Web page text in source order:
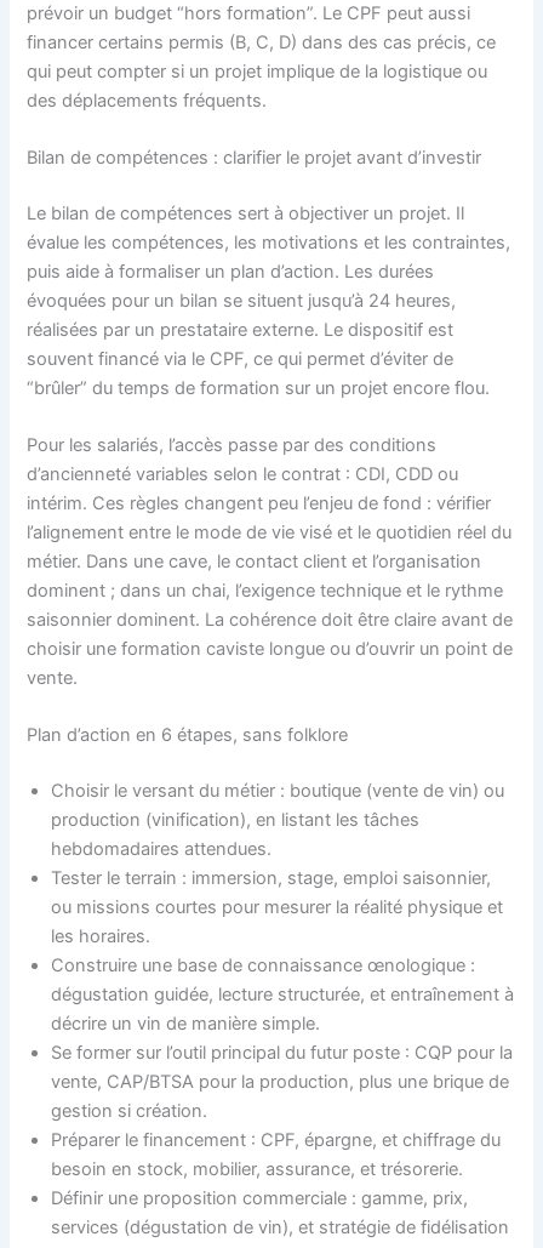
prévoir un budget “hors formation”. Le CPF peut aussi
financer certains permis (B, C, D) dans des cas précis, ce
qui peut compter si un projet implique de la logistique ou
des déplacements fréquents.
Bilan de compétences : clarifier le projet avant d’investir
Le bilan de compétences sert à objectiver un projet. Il
évalue les compétences, les motivations et les contraintes,
puis aide à formaliser un plan d’action. Les durées
évoquées pour un bilan se situent jusqu’à 24 heures,
réalisées par un prestataire externe. Le dispositif est
souvent financé via le CPF, ce qui permet d’éviter de
“brûler” du temps de formation sur un projet encore flou.
Pour les salariés, l’accès passe par des conditions
d’ancienneté variables selon le contrat : CDI, CDD ou
intérim. Ces règles changent peu l’enjeu de fond : vérifier
l’alignement entre le mode de vie visé et le quotidien réel du
métier. Dans une cave, le contact client et l’organisation
dominent ; dans un chai, l’exigence technique et le rythme
saisonnier dominent. La cohérence doit être claire avant de
choisir une formation caviste longue ou d’ouvrir un point de
vente.
Plan d’action en 6 étapes, sans folklore
Choisir le versant du métier : boutique (vente de vin) ou
production (vinification), en listant les tâches
hebdomadaires attendues.
Tester le terrain : immersion, stage, emploi saisonnier,
ou missions courtes pour mesurer la réalité physique et
les horaires.
Construire une base de connaissance œnologique :
dégustation guidée, lecture structurée, et entraînement à
décrire un vin de manière simple.
Se former sur l’outil principal du futur poste : CQP pour la
vente, CAP/BTSA pour la production, plus une brique de
gestion si création.
Préparer le financement : CPF, épargne, et chiffrage du
besoin en stock, mobilier, assurance, et trésorerie.
Définir une proposition commerciale : gamme, prix,
services (dégustation de vin), et stratégie de fidélisation